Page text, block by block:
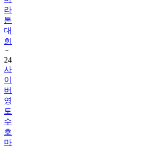
라
톤
대
회
24
사
이
버
영
토
수
호
마